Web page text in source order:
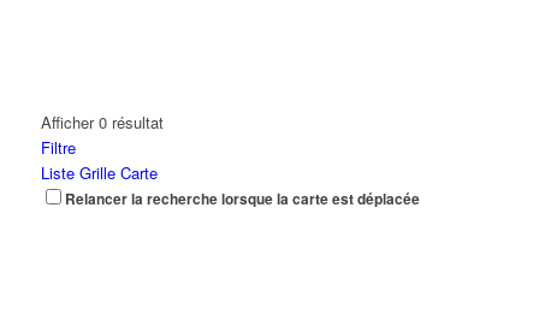
Afficher 0 résultat
Filtre
Liste Grille Carte
Relancer la recherche lorsque la carte est déplacée